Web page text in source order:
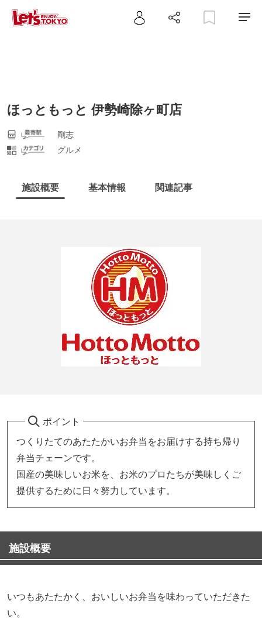
ほっともっと 伊勢崎除ヶ町店
剛志
グルメ
施設概要 基本情報 関連記事
ポイント
つくりたてのあたたかいお弁当をお届けする持ち帰り
弁当チェーンです。
国産の美味しいお米を、お米のプロたちが美味しくご
提供するために日々努力しています。
施設概要
いつもあたたかく、おいしいお弁当を味わっていただきた
い。